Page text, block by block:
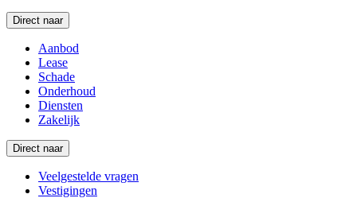
Direct naar
Aanbod
Lease
Schade
Onderhoud
Diensten
Zakelijk
Direct naar
Veelgestelde vragen
Vestigingen